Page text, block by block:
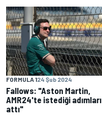
FORMULA 124 Şub 2024
Fallows: "Aston Martin,
AMR24'te istediği adımları
attı"